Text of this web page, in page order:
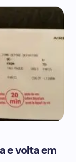
e volta em